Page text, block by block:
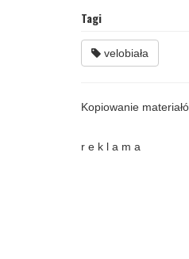
Tagi
velobiała
Kopiowanie
r e k l a m a